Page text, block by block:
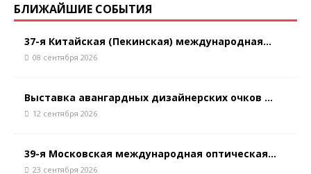
БЛИЖАЙШИЕ СОБЫТИЯ
37-я Китайская (Пекинская) международная...
08 сентября 2026
Выставка авангардных дизайнерских очков ...
12 сентября 2026
39-я Московская международная оптическая...
23 сентября 2026